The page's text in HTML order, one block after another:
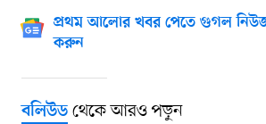
প্রথম আলোর খবর পেতে গুগল
করুন
বলিউডথেকে আরও পড়ুন